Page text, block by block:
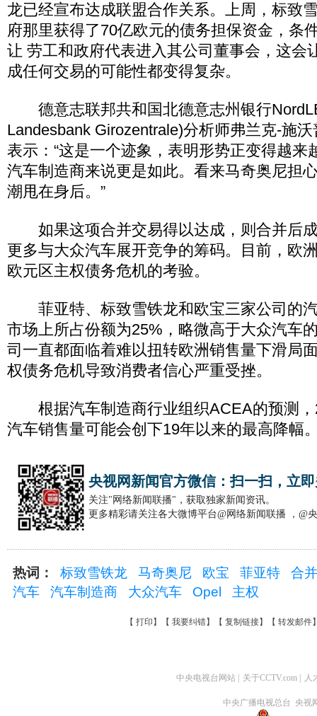
龙已经宣布达成联盟合作关系。上周，标致
府那里获得了70亿欧元的债务担保资金，条
让 劳工和政府代表进入其公司董事会，这会
成任何交易的可能性都变得复杂。
德意志联邦共和国北德意志州银行
Landesbank Girozentrale)分析师弗兰克-施
表示：“这是一个迹象，表明形势正变得越来
汽车制造商来说更是如此。看来马奇奥尼担
潮甩在身后。”
如果这项合并交易得以达成，则合并后
更多与大众汽车展开竞争的筹码。目前，欧
欧元区主权债务危机的考验。
菲亚特、标致雪铁龙和欧宝三家公司的
市场上所占份额为25%，略微高于大众汽车
司一直都面临着难以扭转欧洲销售量下滑局
权债务危机导致消费者信心严重受挫。
根据汽车制造商行业组织ACEA的预测，
汽车销售量可能会创下19年以来的最高降幅
央视网新闻官方微信：扫一扫，立
关注"网络新闻联播"，获取独家新闻资讯。
更多精彩请关注各大微博平台@网络新闻联播 ，@
热词： 标致雪铁龙 马奇奥尼 欧宝 菲亚特
合
汽车
汽车制造商 大众汽车 Opel 主权
【 打印 】【 我要纠错】【 复制链接】【 转发邮件
中央电视台网站 关于CCTV.com 人
中央广播电视总台 央视